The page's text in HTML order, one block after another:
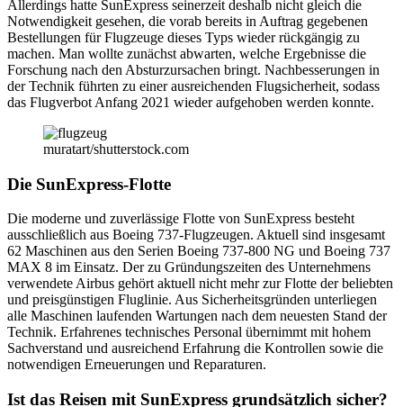
Allerdings hatte SunExpress seinerzeit deshalb nicht gleich die
Notwendigkeit gesehen, die vorab bereits in Auftrag gegebenen
Bestellungen für Flugzeuge dieses Typs wieder rückgängig zu
machen. Man wollte zunächst abwarten, welche Ergebnisse die
Forschung nach den Absturzursachen bringt. Nachbesserungen in
der Technik führten zu einer ausreichenden Flugsicherheit, sodass
das Flugverbot Anfang 2021 wieder aufgehoben werden konnte.
muratart/shutterstock.com
Die SunExpress-Flotte
Die moderne und zuverlässige Flotte von SunExpress besteht
ausschließlich aus Boeing 737-Flugzeugen. Aktuell sind insgesamt
62 Maschinen aus den Serien Boeing 737-800 NG und Boeing 737
MAX 8 im Einsatz. Der zu Gründungszeiten des Unternehmens
verwendete Airbus gehört aktuell nicht mehr zur Flotte der beliebten
und preisgünstigen Fluglinie. Aus Sicherheitsgründen unterliegen
alle Maschinen laufenden Wartungen nach dem neuesten Stand der
Technik. Erfahrenes technisches Personal übernimmt mit hohem
Sachverstand und ausreichend Erfahrung die Kontrollen sowie die
notwendigen Erneuerungen und Reparaturen.
Ist das Reisen mit SunExpress grundsätzlich sicher?